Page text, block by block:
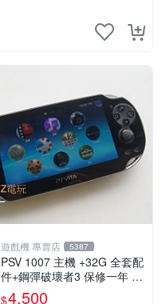
遊戲機 專賣店 5387
PSV 1007 主機 +32G 全套配
件+鋼彈破壞者3 保修一年 品
質有保障 psvita
$4,500